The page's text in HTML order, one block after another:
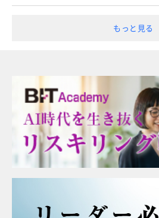
もっと見る